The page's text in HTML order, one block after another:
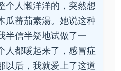
个人懒洋洋的，突然想
瓜蕃茄素湯。她说这种
半信半疑地试做了一
人都暖起来了，感冒症
以后，我就爱上了这道